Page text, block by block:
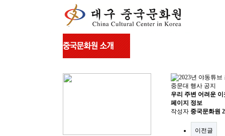
중문대 행사 공지
우리 주변 어려운
페이지 정보
작성자 중국문화원
이전글